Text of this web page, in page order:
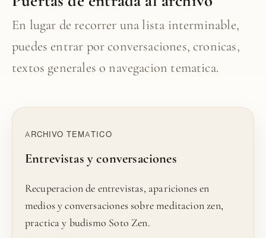
En lugar de recorrer una lista interminable,
puedes entrar por conversaciones, cronicas,
textos generales o navegacion tematica.
ARCHIVO TEMATICO
Entrevistas y conversaciones
Recuperacion de entrevistas, apariciones en
medios y conversaciones sobre meditacion zen,
practica y budismo Soto Zen.